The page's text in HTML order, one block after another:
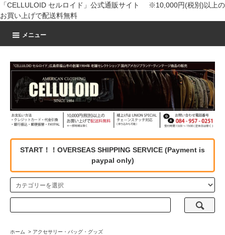
「CELLULOID セルロイド」公式通販サイト ※10,000円(税別)以上の
お買い上げで配送料無料
メニュー
START！！OVERSEAS SHIPPING SERVICE (Payment is
paypal only)
ホーム > アクセサリー・バッグ・グッズ